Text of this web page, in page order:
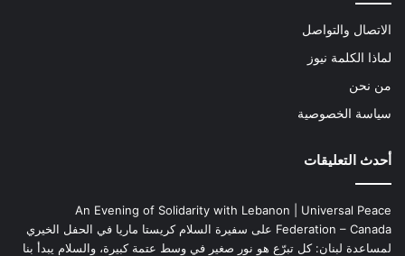
الاتصال والتواصل
لماذا الكلمة نيوز
من نحن
سياسة الخصوصية
أحدث التعليقات
An Evening of Solidarity with Lebanon | Universal Peace
Federation – Canada على سفيرة السلام كريستا ماريا في الحفل الخيري
لمساعدة لبنان: كل تبرّع هو نور صغير في وسط عتمة كبيرة، والسلام يبدأ بنا